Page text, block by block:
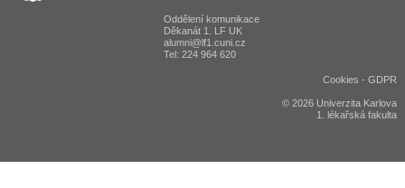
Oddělení komunikace
Děkanát 1. LF UK
alumni@lf1.cuni.cz
Tel: 224 964 620
Cookies -GDPR
© 2026 Univerzita Karlova
1. lékařská fakulta